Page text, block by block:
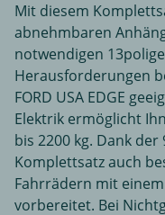
Mit diesem
abnehmbaren
notwendigen
Herausforderungen
FORD USA EDGE
Elektrik ermöglicht
bis 2200 kg. Dank
Komplettsatz auch
Fahrrädern mit
vorbereitet. Bei